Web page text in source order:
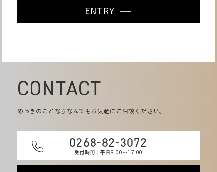
ENTRY
CONTACT
めっきのことならなんでもお気軽にご相談ください。
0268-82-3072
受付時間：平日8:00～17:00